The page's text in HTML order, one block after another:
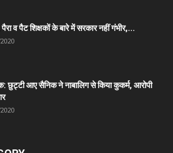
पैरा व पैट शिक्षकों के बारे में सरकार नहीं गंभीर,...
छुट्टी आए सैनिक ने नाबालिग से किया कुकर्म, आरोपी